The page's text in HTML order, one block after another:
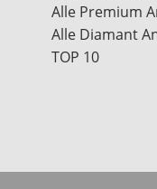
Alle Premium
Alle Diamant
TOP 10